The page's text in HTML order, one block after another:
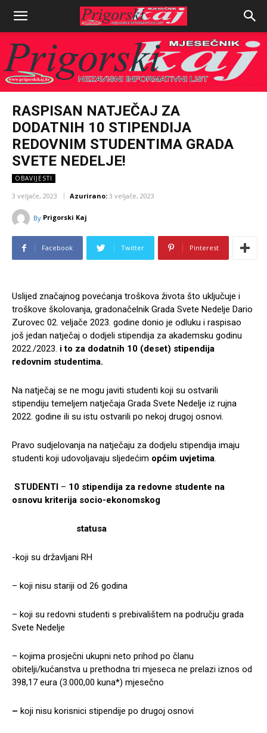
RASPISAN NATJEČAJ ZA
DODATNIH 10 STIPENDIJA
REDOVNIM STUDENTIMA GRADA
SVETE NEDELJE!
OBAVIJESTI
3 veljače, 2023 Azurirano: 3 veljače, 2023
By Prigorski Kaj
Facebook Twitter Pinterest
Uslijed značajnog povećanja troškova života što uključuje i
troškove školovanja, gradonačelnik Grada Svete Nedelje Dario
Zurovec 02. veljače 2023. godine donio je odluku i raspisao
još jedan natječaj o dodjeli stipendija za akademsku godinu
2022./2023. i to za dodatnih 10 (deset) stipendija
redovnim studentima.
Na natječaj se ne mogu javiti studenti koji su ostvarili
stipendiju temeljem natječaja Grada Svete Nedelje iz rujna
2022. godine ili su istu ostvarili po nekoj drugoj osnovi.
Pravo sudjelovanja na natječaju za dodjelu stipendija imaju
studenti koji udovoljavaju sljedećim općim uvjetima.
STUDENTI – 10 stipendija za redovne studente na
osnovu kriterija socio-ekonomskog
statusa
-koji su državljani RH
– koji nisu stariji od 26 godina
– koji su redovni studenti s prebivalištem na području grada
Svete Nedelje
– kojima prosječni ukupni neto prihod po članu
obitelji/kućanstva u prethodna tri mjeseca ne prelazi iznos od
398,17 eura (3.000,00 kuna*) mjesečno
– koji nisu korisnici stipendije po drugoj osnovi